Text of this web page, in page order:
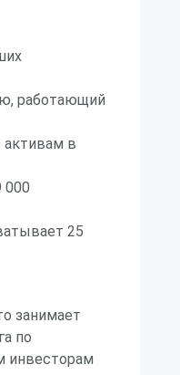
работающий
активам в
000
25
занимает
по
инвесторам